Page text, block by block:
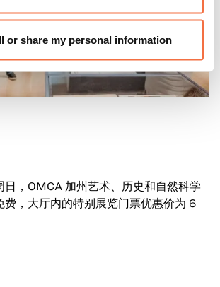
or share my personal information
日，OMCA 加州艺术、历史和自然科学
费，大厅内的特别展览门票优惠价为 6